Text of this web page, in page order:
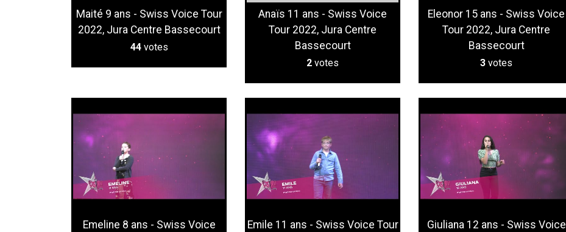
Maité 9 ans - Swiss Voice Tour
2022, Jura Centre Bassecourt
44 votes
Anaïs 11 ans - Swiss Voice
Tour 2022, Jura Centre
Bassecourt
2 votes
Eleonor 15 ans - Swiss Voice
Tour 2022, Jura Centre
Bassecourt
3 votes
Emeline 8 ans - Swiss Voice
Emile 11 ans - Swiss Voice Tour
Giuliana 12 ans - Swiss Voice